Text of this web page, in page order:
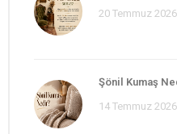
20 Temmuz 2026
Şönil Kumaş
14 Temmuz 2026